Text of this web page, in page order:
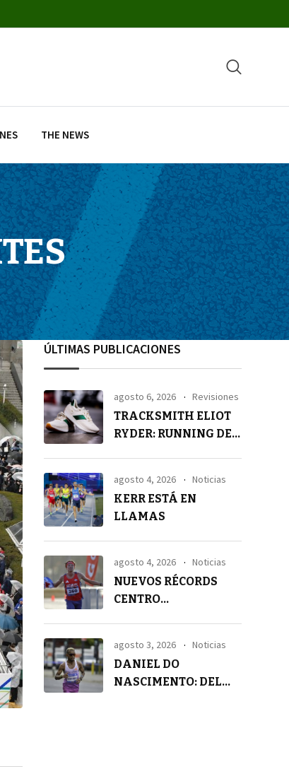
THE NEWS
ÚLTIMAS PUBLICACIONES
agosto 6, 2026 Revisiones
TRACKSMITH ELIOT
RYDER: RUNNING DE
agosto 4, 2026 Noticias
KERR ESTÁ EN
LLAMAS
agosto 4, 2026 Noticias
NUEVOS RÉCORDS
CENTRO
agosto 3, 2026 Noticias
DANIEL DO
NASCIMENTO: DEL